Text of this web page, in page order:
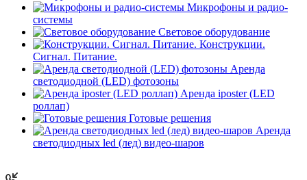
Микрофоны и радио-
системы
Световое оборудование
Конструкции.
Сигнал. Питание.
Аренда
светодиодной (LED) фотозоны
Аренда iposter (LED
роллап)
Готовые решения
Аренда
светодиодных led (лед) видео-шаров